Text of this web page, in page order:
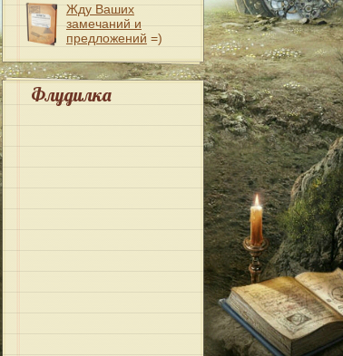
Жду Ваших
замечаний и
предложений =)
Флудилка